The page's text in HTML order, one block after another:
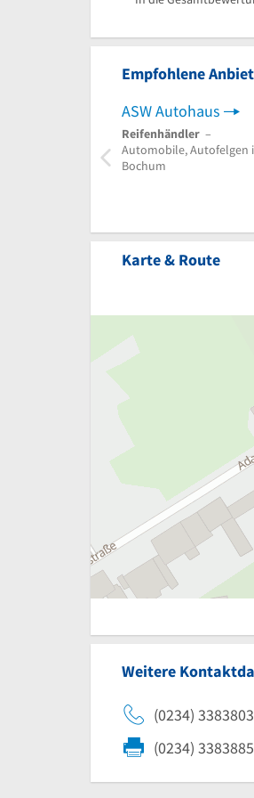
Empfohlene
ASW Autohaus
Reifenhändler –
Automobile, Autofelgen
Bochum
Karte & Route
Weitere
(0234) 3383803
(0234) 3383885